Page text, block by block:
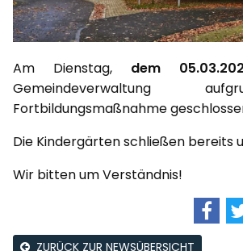
Am Dienstag, dem
Gemeindeverwaltung
Fortbildungsmaßnahme
Die Kindergärten schließen bereits
Wir bitten um Verständnis!
ZURÜCK ZUR NEWSÜBERSICHT